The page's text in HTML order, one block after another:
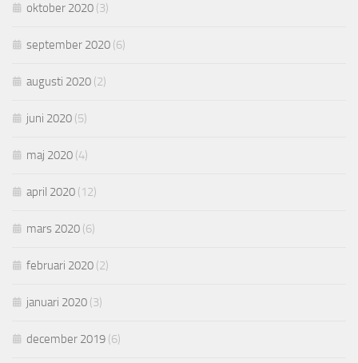
oktober 2020 (3)
september 2020 (6)
augusti 2020 (2)
juni 2020 (5)
maj 2020 (4)
april 2020 (12)
mars 2020 (6)
februari 2020 (2)
januari 2020 (3)
december 2019 (6)